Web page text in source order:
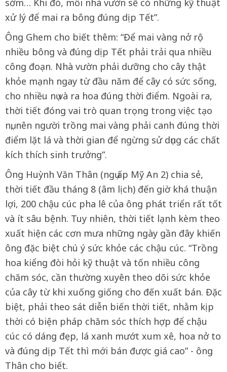
xử lý để mai ra bông đúng dịp Tết”.
Ông Ghem cho biết thêm: “Để mai vàng nở rộ
nhiều bông và đúng dịp Tết phải trải qua nhiều
công đoạn. Nhà vườn phải dưỡng cho cây thật
khỏe mạnh ngay từ đầu năm để cây có sức sống,
cho nhiều nụ và ra hoa đúng thời điểm. Ngoài ra,
thời tiết đóng vai trò quan trọng trong việc tạo
nụ, nên người trồng mai vàng phải canh đúng thời
điểm lặt lá và thời gian để ngừng sử dụng các chất
kích thích sinh trưởng”.
Ông Huỳnh Văn Thân (ngụ ấp Mỹ An 2) chia sẻ,
thời tiết đầu tháng 8 (âm lịch) đến giờ khá thuận
lợi, 200 chậu cúc pha lê của ông phát triển rất tốt
và ít sâu bệnh. Tuy nhiên, thời tiết lạnh kèm theo
xuất hiện các cơn mưa những ngày gần đây khiến
ông đặc biệt chú ý sức khỏe các chậu cúc. “Trồng
hoa kiểng đòi hỏi kỹ thuật và tốn nhiều công
chăm sóc, cần thường xuyên theo dõi sức khỏe
của cây từ khi xuống giống cho đến xuất bán. Đặc
biệt, phải theo sát diễn biến thời tiết, nhằm kịp
thời có biện pháp chăm sóc thích hợp để chậu
cúc có dáng đẹp, lá xanh mướt xum xê, hoa nở to
và đúng dịp Tết thì mới bán được giá cao” - ông
Thân cho biết.